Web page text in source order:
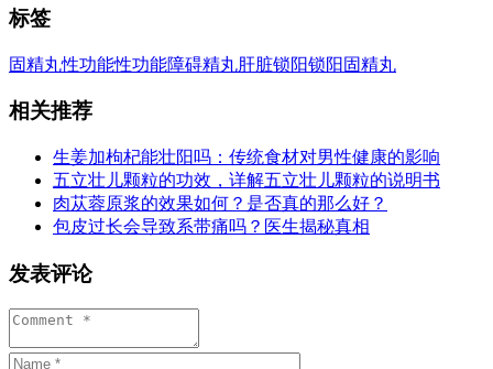
标签
固精丸性功能性功能障碍精丸肝脏锁阳锁阳固精丸
相关推荐
生姜加枸杞能壮阳吗：传统食材对男性健康的影响
五立壮儿颗粒的功效，详解五立壮儿颗粒的说明书
肉苁蓉原浆的效果如何？是否真的那么好？
包皮过长会导致系带痛吗？医生揭秘真相
发表评论